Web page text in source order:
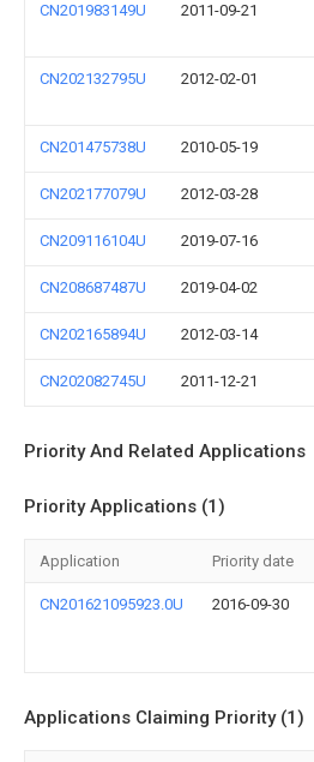
CN201983149U 2011-09-21
CN202132795U 2012-02-01
CN201475738U 2010-05-19
CN202177079U 2012-03-28
CN209116104U 2019-07-16
CN208687487U 2019-04-02
CN202165894U 2012-03-14
CN202082745U 2011-12-21
Priority And Related Applications
Priority Applications (1)
Application Priority date
CN201621095923.0U 2016-09-30
Applications Claiming Priority (1)